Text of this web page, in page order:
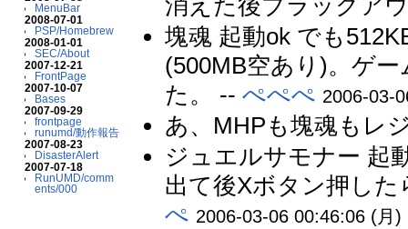
MenuBar
2008-07-01
PSP/Homebrew
2008-01-01
SEC/About
2007-12-21
FrontPage
2007-10-07
Bases
2007-09-29
frontpage
runumd/動作報告
2007-08-23
DisasterAlert
2007-07-18
RunUMD/comm
ents/000
塊魂 起動ok でも
(500MB空あり)。ゲ
た。 --ぺぺぺ 2006-03-
あ、MHPも塊魂もレ
ジュエルサモナー 起
出て後Xボタン押し
ぺ 2006-03-06 00:46:06 (月)